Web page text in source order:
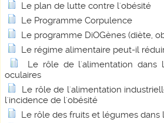
Le plan de lutte contre l'obésité
Le Programme Corpulence
Le programme DiOGènes (diète,
Le régime alimentaire peut-il
Le rôle de l'alimentation dans
oculaires
Le rôle de l'alimentation
l'incidence de l'obésité
Le rôle des fruits et légumes